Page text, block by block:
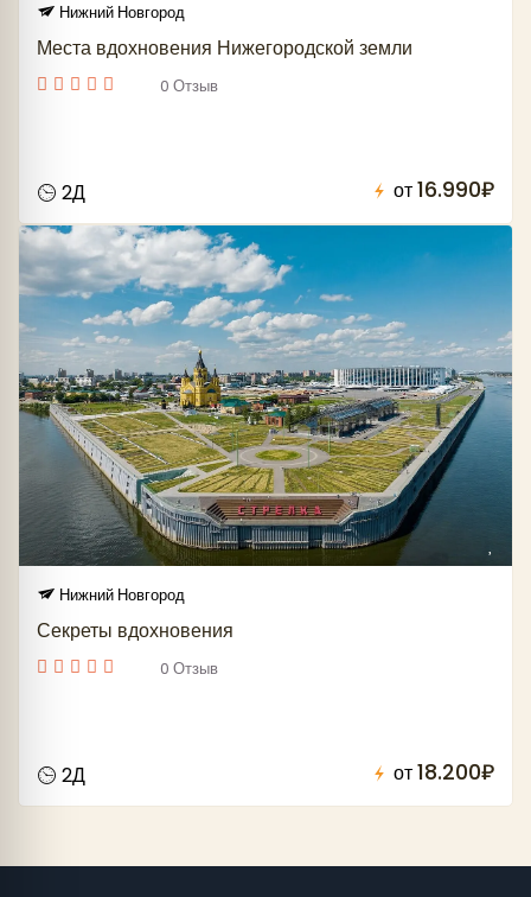
Нижний Новгород
Места вдохновения Нижегородской земли
0 Отзыв
2Д от16.990₽
Нижний Новгород
Секреты вдохновения
0 Отзыв
2Д от18.200₽